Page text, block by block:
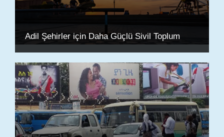
Adil Şehirler için Daha Güçlü Sivil Toplum